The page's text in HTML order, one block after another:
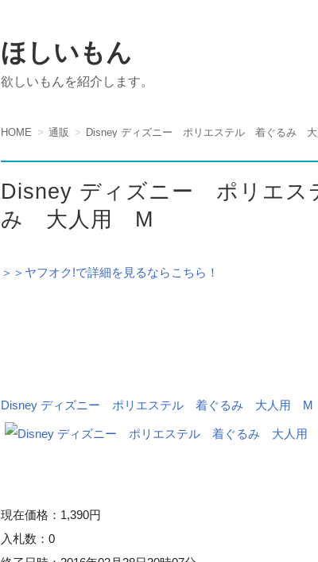
ほしいもん
欲しいもんを紹介します。
HOME 通販 Disney ディズニー ポリエステル 着ぐるみ
Disney ディズニー ポリエ
み 大人用 M
＞＞ヤフオク!で詳細を見るならこちら！
Disney ディズニー ポリエステル 着ぐるみ 大人用 M
現在価格：1,390円
入札数：0